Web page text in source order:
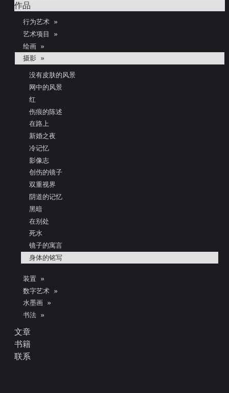
作品
行为艺术 »
艺术项目 »
绘画 »
摄影 »
没有皮肤的风景
网中的风景
红
伤痕的陈述
在路上
新婚之夜
冷记忆
影像志
创伤的镜子
双重视界
阴道的记忆
黑暗
在别处
死水
镜子的寓言
身体的铭写
装置 »
数字艺术 »
水墨画 »
书法 »
文章
书籍
联系